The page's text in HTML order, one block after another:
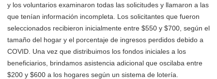
y los voluntarios examinaron todas las solicitudes y llamaron a las
que tenían información incompleta. Los solicitantes que fueron
seleccionados recibieron inicialmente entre $550 y $700, según el
tamaño del hogar y el porcentaje de ingresos perdidos debido a
COVID. Una vez que distribuimos los fondos iniciales a los
beneficiarios, brindamos asistencia adicional que oscilaba entre
$200 y $600 a los hogares según un sistema de lotería.